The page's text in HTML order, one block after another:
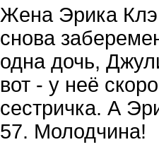
Жена Эрика
снова
одна дочь,
вот - у неё
сестричка. А
57. Молодчина!